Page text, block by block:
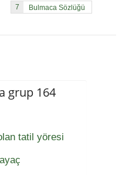
7
grup 164
tatil yöresi